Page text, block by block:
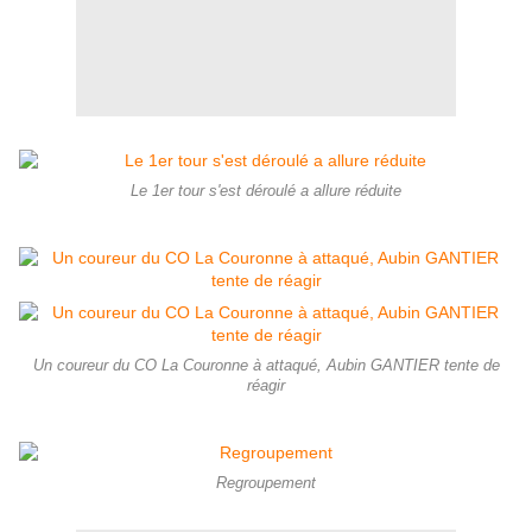
Le 1er tour s'est déroulé a allure réduite
Un coureur du CO La Couronne à attaqué, Aubin GANTIER tente de
réagir
Regroupement